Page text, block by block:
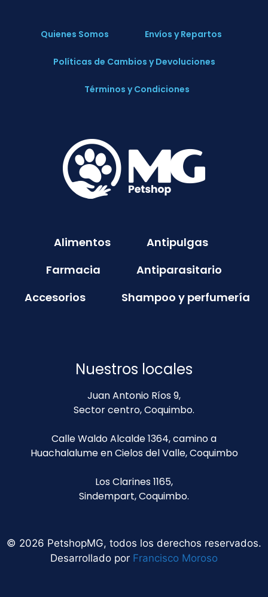
Quienes Somos Envíos y Repartos
Políticas de Cambios y Devoluciones
Términos y Condiciones
Alimentos
Antipulgas
Farmacia
Antiparasitario
Accesorios
Shampoo y perfumería
Nuestros locales
Juan Antonio Ríos 9,
Sector centro, Coquimbo.
Calle Waldo Alcalde 1364, camino a
Huachalalume en Cielos del Valle, Coquimbo
Los Clarines 1165,
Sindempart, Coquimbo.
© 2026 PetshopMG, todos los derechos reservados.
Desarrollado por Francisco Moroso